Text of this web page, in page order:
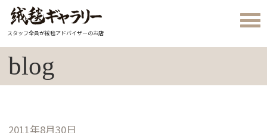
スタッフ全員が絨毯アドバイザーのお店
blog
2011年8月30日